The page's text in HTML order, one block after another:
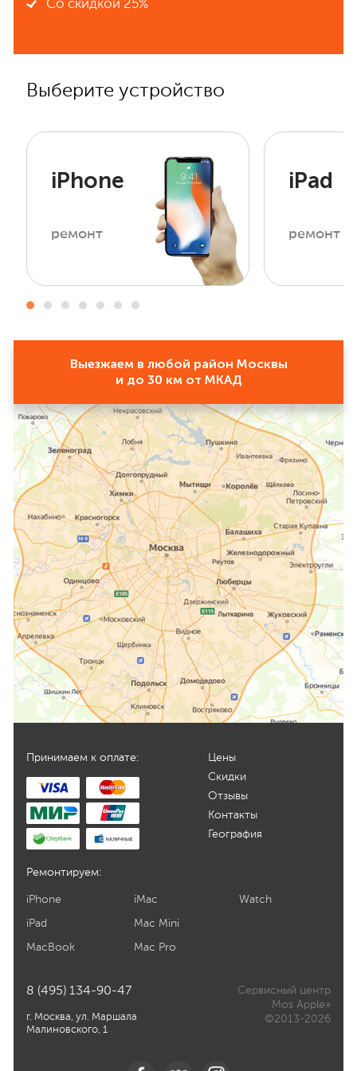
Со скидкой 25%
Выберите устройство
iPhone
ремонт
iPad
ремонт
Выезжаем в любой район Москвы
и до 30 км от МКАД
Принимаем к оплате:
Цены
Скидки
Отзывы
Контакты
География
Ремонтируем:
iPhone
iPad
MacBook
iMac
Mac Mini
Mac Pro
Watch
8 (495) 134-90-47
г. Москва, ул. Маршала
Малиновского, 1
Сервисный центр
Mos Apple»
©2013-2026